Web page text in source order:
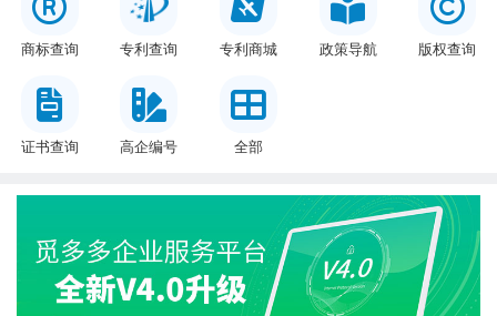
商标查询 专利查询 专利商城 政策导航 版权查询
证书查询 高企编号 全部